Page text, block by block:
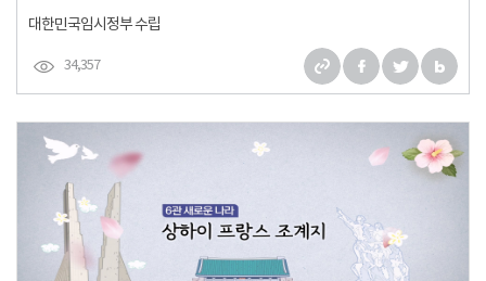
대한민국임시정부 수립
34,357